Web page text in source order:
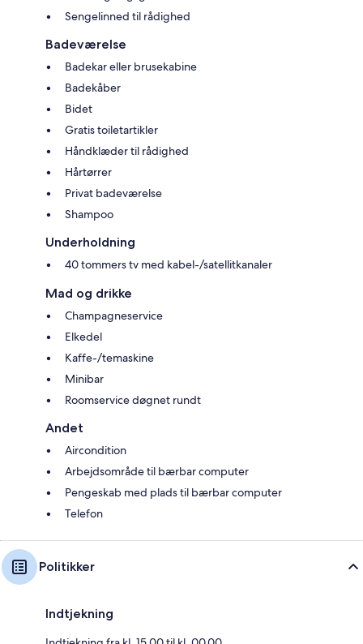
Sengelinned til rådighed
Badeværelse
Badekar eller brusekabine
Badekåber
Bidet
Gratis toiletartikler
Håndklæder til rådighed
Hårtørrer
Privat badeværelse
Shampoo
Underholdning
40 tommers tv med kabel-/satellitkanaler
Mad og drikke
Champagneservice
Elkedel
Kaffe-/temaskine
Minibar
Roomservice døgnet rundt
Andet
Aircondition
Arbejdsområde til bærbar computer
Pengeskab med plads til bærbar computer
Telefon
Politikker
Indtjekning